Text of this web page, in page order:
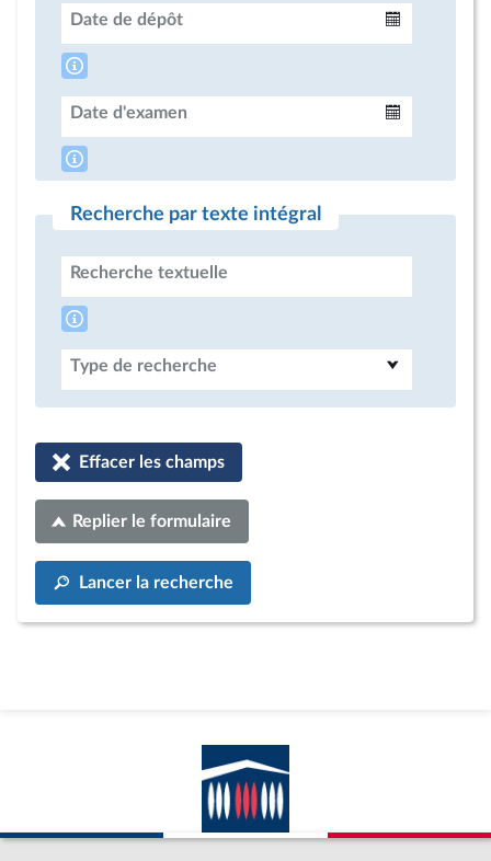
Date de dépôt
Date d'examen
Recherche par texte intégral
Recherche textuelle
Type de recherche
Effacer les champs
Replier le formulaire
Lancer la recherche